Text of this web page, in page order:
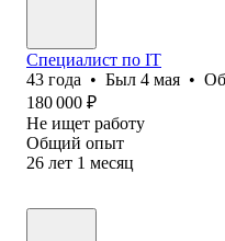
Специалист по IT
43 года • Был 4 мая •
180 000 ₽
Не ищет работу
Общий опыт
26 лет 1 месяц